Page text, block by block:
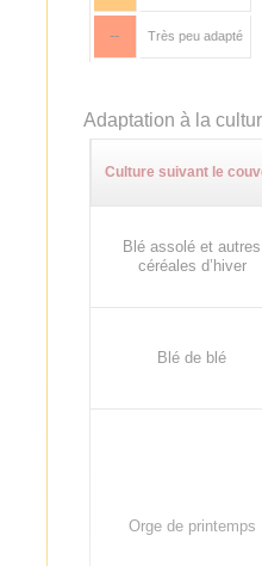
-- Très peu adapté
Adaptation à la
Culture suivant le
Blé assolé et autres
céréales d’hiver
Blé de blé
Orge de printemps